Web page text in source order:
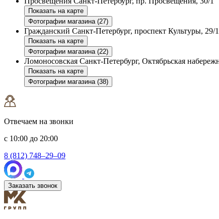
Показать на карте
Фотографии магазина (27)
Гражданский Санкт-Петербург, проспект Культуры, 29/1
Показать на карте
Фотографии магазина (22)
Ломоносовская Санкт-Петербург, Октябрьская
Показать на карте
Фотографии магазина (38)
Отвечаем на звонки
с 10:00 до 20:00
8 (812) 748–29–09
Заказать звонок